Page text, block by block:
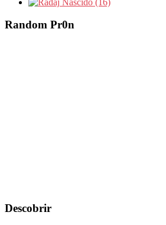
Random Pr0n
Descobrir